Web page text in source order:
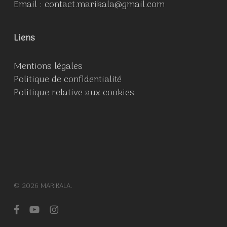
Email : contact.marikala@gmail.com
Liens
Mentions légales
Politique de confidentialité
Politique relative aux cookies
© 2026 MARIKALA.
facebookyoutubeinstagram